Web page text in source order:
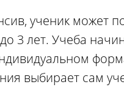
ученик может
3 лет. Учеба
выбирает сам